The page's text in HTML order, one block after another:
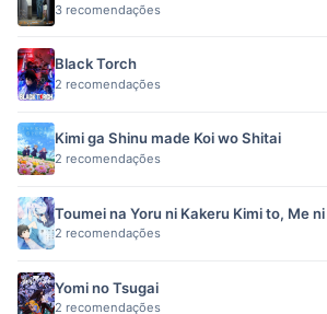
3 recomendações
Black Torch
2 recomendações
Kimi ga Shinu made Koi wo Shitai
2 recomendações
Toumei na Yoru ni Kakeru Kimi to, Me
2 recomendações
Yomi no Tsugai
2 recomendações